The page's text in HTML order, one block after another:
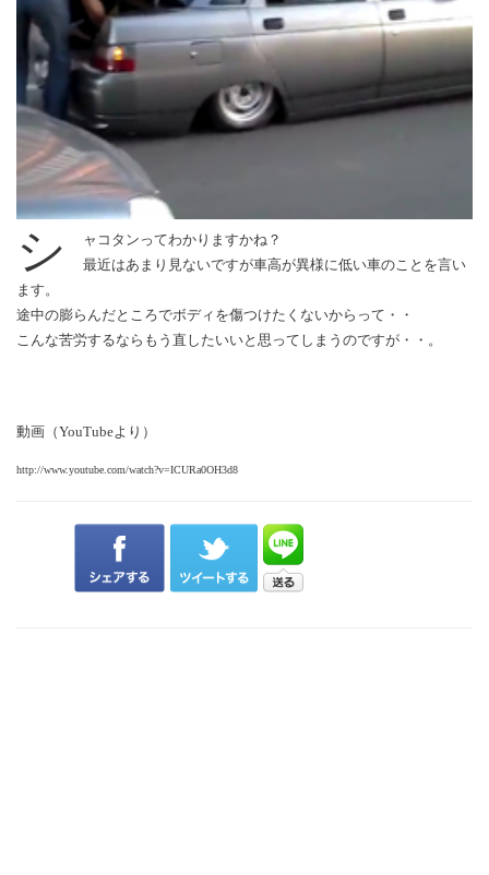
シ
ャコタンってわかりますかね？
最近はあまり見ないですが車高が異様に低い車のことを言い
ます。
途中の膨らんだところでボディを傷つけたくないからって・・
こんな苦労するならもう直したいいと思ってしまうのですが・・。
動画（YouTubeより）
http://www.youtube.com/watch?v=ICURa0OH3d8